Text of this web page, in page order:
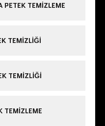
PETEK TEMIZLEME
TEMIZLIĞI
TEMIZLIĞI
TEMIZLEME